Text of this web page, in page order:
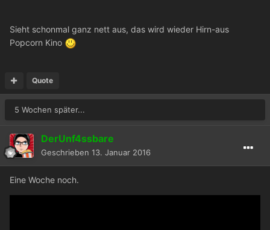
Sieht schonmal ganz nett aus, das wird wieder Hirn-aus
Popcorn Kino
Quote
5 Wochen später...
DerUnf4ssbare
Geschrieben 13. Januar 2016
Eine Woche noch.